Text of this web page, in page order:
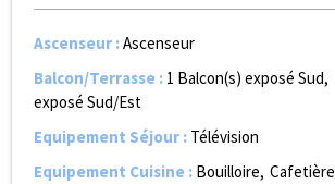
Ascenseur :Ascenseur
Balcon/Terrasse : 1 Balcon(s) exposé Sud
exposé Sud/Est
Equipement Séjour : Télévision
Equipement Cuisine : Bouilloire Cafetière